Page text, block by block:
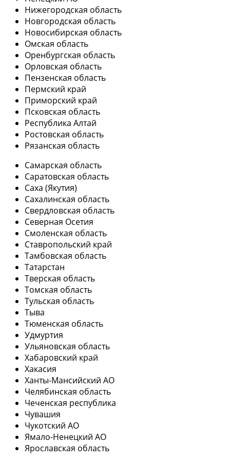
Нижегородская область
Новгородская область
Новосибирская область
Омская область
Оренбургская область
Орловская область
Пензенская область
Пермский край
Приморский край
Псковская область
Республика Алтай
Ростовская область
Рязанская область
Самарская область
Саратовская область
Саха (Якутия)
Сахалинская область
Свердловская область
Северная Осетия
Смоленская область
Ставропольский край
Тамбовская область
Татарстан
Тверская область
Томская область
Тульская область
Тыва
Тюменская область
Удмуртия
Ульяновская область
Хабаровский край
Хакасия
Ханты-Мансийский АО
Челябинская область
Чеченская республика
Чувашия
Чукотский АО
Ямало-Ненецкий АО
Ярославская область